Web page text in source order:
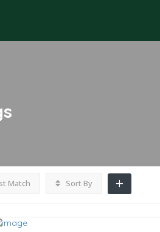
Match Sort By